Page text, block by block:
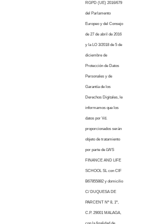
RGPD (UE) 2016/679
del Parlamento
Europeo y del Consejo
de 27 de abril de 2016
y la LO 3/2018 de 5 de
diciembre de
Protección de Datos
Personales y de
Garantía de los
Derechos Digitales, le
informamos que los
datos por Vd.
proporcionados serán
objeto de tratamiento
por parte de LWS
FINANCE AND LIFE
SCHOOL SL con CIF
B67855882 y domicilio
C/ DUQUESA DE
PARCENT Nº 8, 1º,
C.P. 29001 MALAGA,